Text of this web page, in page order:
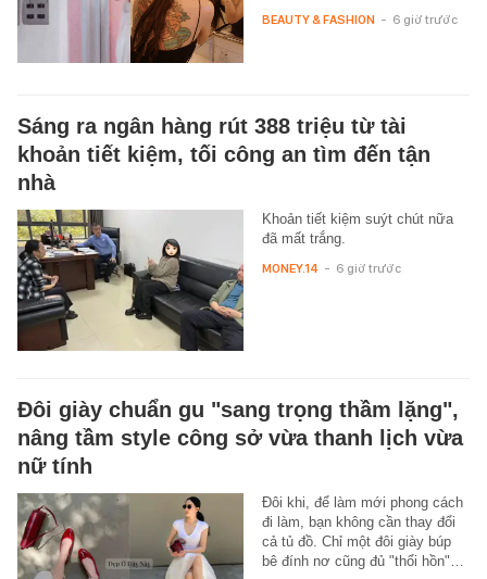
BEAUTY & FASHION - 6 giờ trước
Sáng ra ngân hàng rút 388 triệu từ tài
khoản tiết kiệm, tối công an tìm đến tận
nhà
Khoản tiết kiệm suýt chút nữa
đã mất trắng.
MONEY.14 - 6 giờ trước
Đôi giày chuẩn gu "sang trọng thầm lặng",
nâng tầm style công sở vừa thanh lịch vừa
nữ tính
Đôi khi, để làm mới phong cách
đi làm, bạn không cần thay đổi
cả tủ đồ. Chỉ một đôi giày búp
bê đính nơ cũng đủ "thổi hồn"…